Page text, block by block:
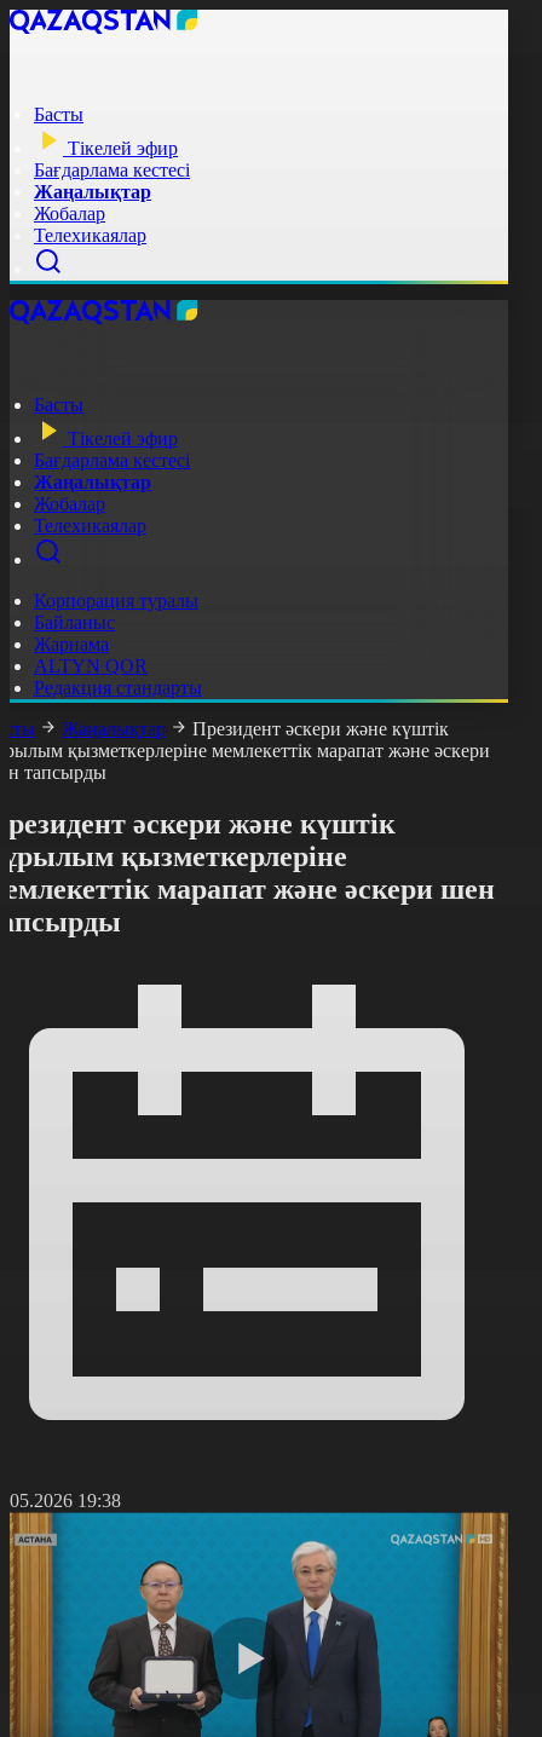
Басты
Тікелей эфир
Бағдарлама кестесі
Жаңалықтар
Жобалар
Телехикаялар
Басты
Тікелей эфир
Бағдарлама кестесі
Жаңалықтар
Жобалар
Телехикаялар
Корпорация туралы
Байланыс
Жарнама
ALTYN QOR
Редакция стандарты
Жаңалықтар
Президент әскери және күштік
қызметкерлеріне мемлекеттік марапат және әскери
тапсырды
әскери және күштік
қызметкерлеріне
марапат және әскери шен
19:38